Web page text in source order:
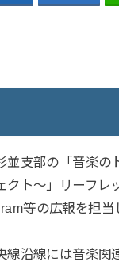
並支部の「音楽の
クト～」リーフレ
等の広報を担当
線沿線には音楽関